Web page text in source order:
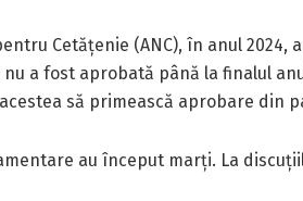
Cetățenie (ANC), în anul 2024,
a fost aprobată până la finalul
să primească aprobare din
au început marți. La